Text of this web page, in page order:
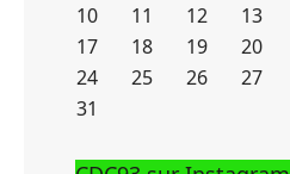
10
11 12 13
17
18 19 20
24
25 26 27
31